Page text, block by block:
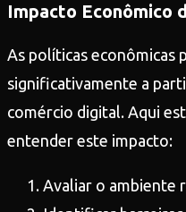
Impacto Econômico
As políticas econômicas
significativamente a
comércio digital. Aqui
entender este impacto:
Avaliar o ambiente